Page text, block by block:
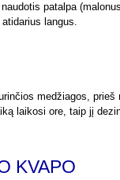
patalpa
langus.
medžiagos, prieš
laikosi ore, taip jį
KVAPO